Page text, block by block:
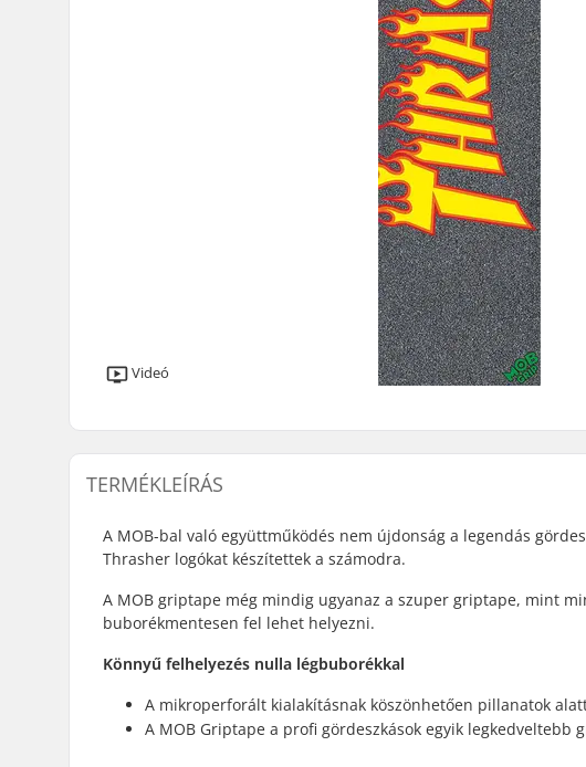
Videó
TERMÉKLEÍRÁS
A MOB-bal való együttműködés nem újdonság a legendás
Thrasher logókat készítettek a számodra.
A MOB griptape még mindig ugyanaz a szuper griptape, mint
buborékmentesen fel lehet helyezni.
Könnyű felhelyezés nulla légbuborékkal
A mikroperforált kialakításnak köszönhetően pillanatok
A MOB Griptape a profi gördeszkások egyik legkedveltebb